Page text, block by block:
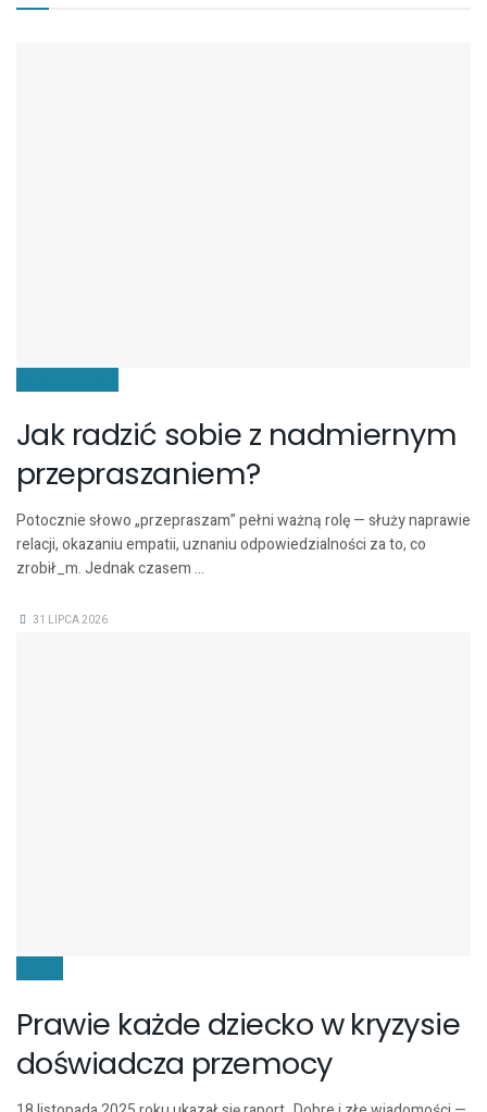
Jak radzić sobie z nadmiernym
przepraszaniem?
Potocznie słowo „przepraszam” pełni ważną rolę — służy naprawie
relacji, okazaniu empatii, uznaniu odpowiedzialności za to, co
zrobił_m. Jednak czasem ...
31 LIPCA 2026
Prawie każde dziecko w kryzysie
doświadcza przemocy